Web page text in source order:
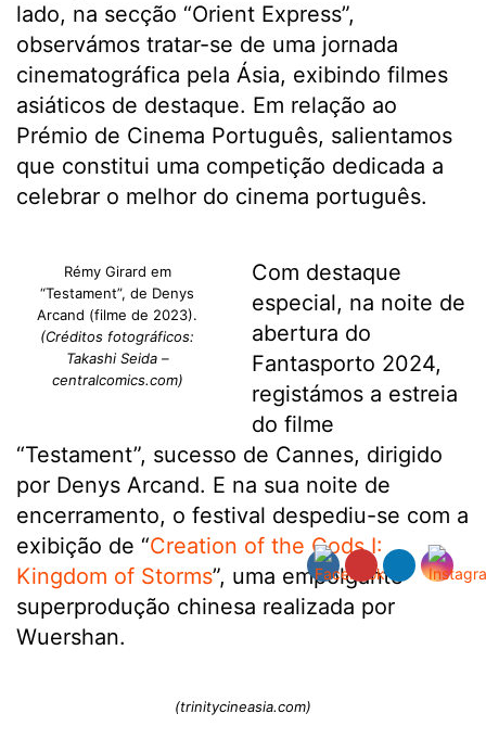
lado, na secção “Orient Express”,
observámos tratar-se de uma jornada
cinematográfica pela Ásia, exibindo filmes
asiáticos de destaque. Em relação ao
Prémio de Cinema Português, salientamos
que constitui uma competição dedicada a
celebrar o melhor do cinema português.
Rémy Girard em
“Testament”, de Denys
Arcand (filme de 2023).
(Créditos fotográficos:
Takashi Seida –
centralcomics.com)
Com destaque
especial, na noite de
abertura do
Fantasporto 2024,
registámos a estreia
do filme
“Testament”, sucesso de Cannes, dirigido
por Denys Arcand. E na sua noite de
encerramento, o festival despediu-se com a
exibição de “Creation of the Gods I:
Kingdom of Storms”, uma empolgante
superprodução chinesa realizada por
Wuershan.
(trinitycineasia.com)